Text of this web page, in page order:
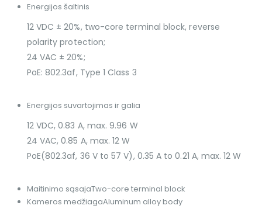
Energijos šaltinis
12 VDC ± 20%, two-core terminal block, reverse
polarity protection;
24 VAC ± 20%;
PoE: 802.3af, Type 1 Class 3
Energijos suvartojimas ir galia
12 VDC, 0.83 A, max. 9.96 W
24 VAC, 0.85 A, max. 12 W
PoE(802.3af, 36 V to 57 V), 0.35 A to 0.21 A, max. 12 W
Maitinimo sąsajaTwo-core terminal block
Kameros medžiagaAluminum alloy body